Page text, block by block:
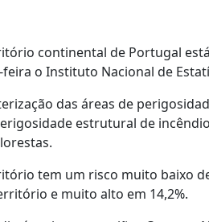
continental de Portugal
o Instituto Nacional de
das áreas de
estrutural de
tem um risco muito baixo
e muito alto em 14,2%.